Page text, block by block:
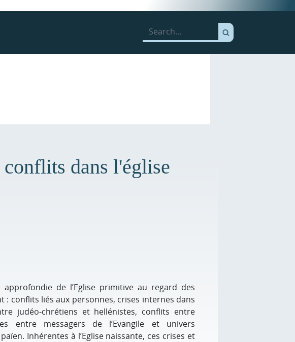
dans l'église
de l’Eglise primitive au regard des
: conflits liés aux personnes, crises internes dans
judéo-chrétiens et hellénistes, conflits entre
entre messagers de l’Evangile et univers
Inhérentes à l’Eglise naissante, ces crises et